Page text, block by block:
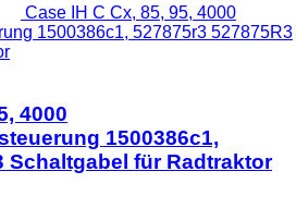
Case IH C Cx, 85, 95, 4000
1500386c1, 527875r3 527875R3
4000
1500386c1,
Schaltgabel für Radtraktor